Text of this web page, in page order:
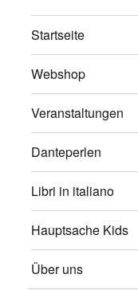
Startseite
Webshop
Veranstaltungen
Danteperlen
Libri in italiano
Hauptsache Kids
Über uns